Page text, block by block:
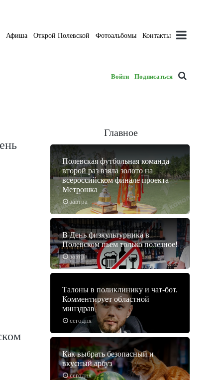
Афиша Открой Полевской Фотоальбомы Контакты
Войти Подписаться
Главное
завтра
Полевская футбольная команда
второй раз взяла золото на
всероссийском финале проекта
Метрошка
завтра
В День физкультурника в
Полевском пьем только полезное!
сегодня
Талоны в поликлинику и чат-бот.
Комментирует областной
минздрав
сегодня
Как выбрать безопасный и
вкусный арбуз